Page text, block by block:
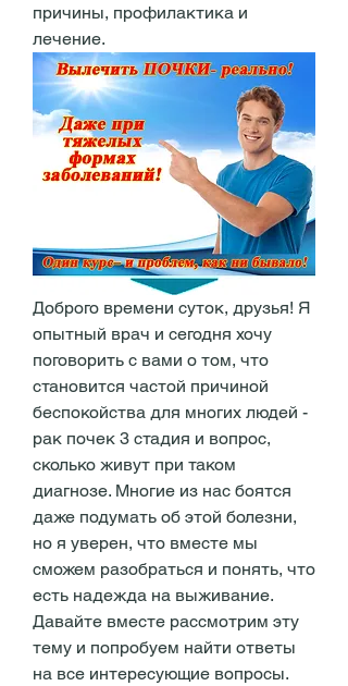
причины, профилактика и
лечение.
Доброго времени суток, друзья! Я
опытный врач и сегодня хочу
поговорить с вами о том, что
становится частой причиной
беспокойства для многих людей -
рак почек 3 стадия и вопрос,
сколько живут при таком
диагнозе. Многие из нас боятся
даже подумать об этой болезни,
но я уверен, что вместе мы
сможем разобраться и понять, что
есть надежда на выживание.
Давайте вместе рассмотрим эту
тему и попробуем найти ответы
на все интересующие вопросы.